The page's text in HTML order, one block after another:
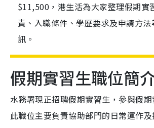
$11,500，港生活為大家整理假期實
責、入職條件、學歷要求及申請方法
訊。
假期實習生職位簡
水務署現正招聘假期實習生，參與假期
此職位主要負責協助部門的日常運作及